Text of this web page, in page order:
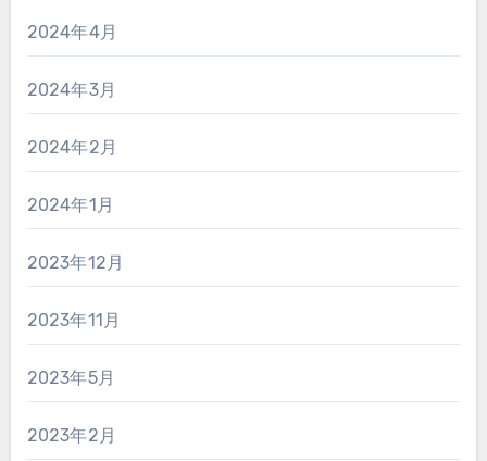
2024年4月
2024年3月
2024年2月
2024年1月
2023年12月
2023年11月
2023年5月
2023年2月